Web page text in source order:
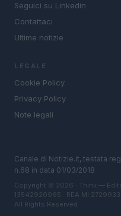
Seguici su Linkedin
Contattaci
Ultime notizie
LEGALE
Cookie Policy
Privacy Policy
Note legali
Canale di Notizie.it, testata
n.68 in data 01/03/2018
Copyright © 2026 · Think —
13542920965 · REA MI 2729933
All Rights Reserved